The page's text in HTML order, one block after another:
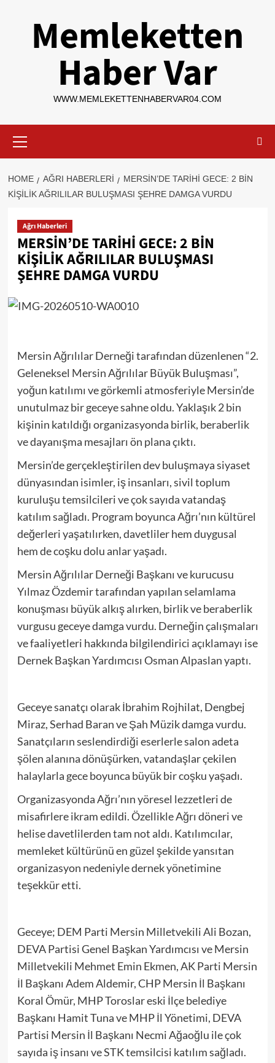
Memleketten
Haber Var
WWW.MEMLEKETTENHABERVAR04.COM
Menu
HOME AĞRI HABERLERI
MERSİN’DE TARİHİ GECE: 2 BİN
KİŞİLİK AĞRILILAR BULUŞMASI ŞEHRE DAMGA VURDU
Ağrı Haberleri
MERSİN’DE TARİHİ GECE: 2 BİN
KİŞİLİK AĞRILILAR BULUŞMASI
ŞEHRE DAMGA VURDU
Mersin Ağrılılar Derneği tarafından düzenlenen “2.
Geleneksel Mersin Ağrılılar Büyük Buluşması”,
yoğun katılımı ve görkemli atmosferiyle Mersin’de
unutulmaz bir geceye sahne oldu. Yaklaşık 2 bin
kişinin katıldığı organizasyonda birlik, beraberlik
ve dayanışma mesajları ön plana çıktı.
Mersin’de gerçekleştirilen dev buluşmaya siyaset
dünyasından isimler, iş insanları, sivil toplum
kuruluşu temsilcileri ve çok sayıda vatandaş
katılım sağladı. Program boyunca Ağrı’nın kültürel
değerleri yaşatılırken, davetliler hem duygusal
hem de coşku dolu anlar yaşadı.
Mersin Ağrılılar Derneği Başkanı ve kurucusu
Yılmaz Özdemir tarafından yapılan selamlama
konuşması büyük alkış alırken, birlik ve beraberlik
vurgusu geceye damga vurdu. Derneğin çalışmaları
ve faaliyetleri hakkında bilgilendirici açıklamayı ise
Dernek Başkan Yardımcısı Osman Alpaslan yaptı.
Geceye sanatçı olarak İbrahim Rojhilat, Dengbej
Miraz, Serhad Baran ve Şah Müzik damga vurdu.
Sanatçıların seslendirdiği eserlerle salon adeta
şölen alanına dönüşürken, vatandaşlar çekilen
halaylarla gece boyunca büyük bir coşku yaşadı.
Organizasyonda Ağrı’nın yöresel lezzetleri de
misafirlere ikram edildi. Özellikle Ağrı döneri ve
helise davetlilerden tam not aldı. Katılımcılar,
memleket kültürünü en güzel şekilde yansıtan
organizasyon nedeniyle dernek yönetimine
teşekkür etti.
Geceye; DEM Parti Mersin Milletvekili Ali Bozan,
DEVA Partisi Genel Başkan Yardımcısı ve Mersin
Milletvekili Mehmet Emin Ekmen, AK Parti Mersin
İl Başkanı Adem Aldemir, CHP Mersin İl Başkanı
Koral Ömür, MHP Toroslar eski İlçe belediye
Başkanı Hamit Tuna ve MHP İl Yönetimi, DEVA
Partisi Mersin İl Başkanı Necmi Ağaoğlu ile çok
sayıda iş insanı ve STK temsilcisi katılım sağladı.